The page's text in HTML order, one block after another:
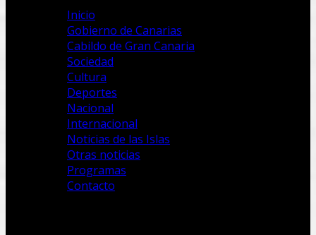
Inicio
Gobierno de Canarias
Cabildo de Gran Canaria
Sociedad
Cultura
Deportes
Nacional
Internacional
Noticias de las Islas
Otras noticias
Programas
Contacto